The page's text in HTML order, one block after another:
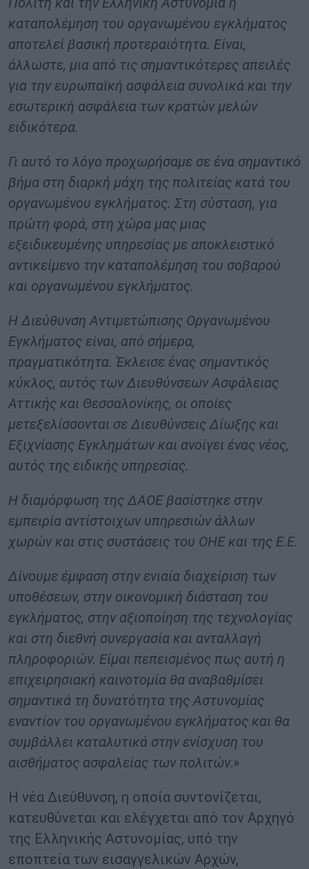
καταπολέμηση του οργανωμένου εγκλήματος
αποτελεί βασική προτεραιότητα. Είναι,
άλλωστε, μια από τις σημαντικότερες απειλές
για την ευρωπαϊκή ασφάλεια συνολικά και την
εσωτερική ασφάλεια των κρατών μελών
ειδικότερα.
Γι αυτό το λόγο προχωρήσαμε σε ένα σημαντικό
βήμα στη διαρκή μάχη της πολιτείας κατά του
οργανωμένου εγκλήματος. Στη σύσταση, για
πρώτη φορά, στη χώρα μας μιας
εξειδικευμένης υπηρεσίας με αποκλειστικό
αντικείμενο την καταπολέμηση του σοβαρού
και οργανωμένου εγκλήματος.
Η Διεύθυνση Αντιμετώπισης Οργανωμένου
Εγκλήματος είναι, από σήμερα,
πραγματικότητα. Έκλεισε ένας σημαντικός
κύκλος, αυτός των Διευθύνσεων Ασφάλειας
Αττικής και Θεσσαλονίκης, οι οποίες
μετεξελίσσονται σε Διευθύνσεις Δίωξης και
Εξιχνίασης Εγκλημάτων και ανοίγει ένας νέος,
αυτός της ειδικής υπηρεσίας.
Η διαμόρφωση της ΔΑΟΕ βασίστηκε στην
εμπειρία αντίστοιχων υπηρεσιών άλλων
χωρών και στις συστάσεις του ΟΗΕ και της Ε.Ε.
Δίνουμε έμφαση στην ενιαία διαχείριση των
υποθέσεων, στην οικονομική διάσταση του
εγκλήματος, στην αξιοποίηση της τεχνολογίας
και στη διεθνή συνεργασία και ανταλλαγή
πληροφοριών. Είμαι πεπεισμένος πως αυτή η
επιχειρησιακή καινοτομία θα αναβαθμίσει
σημαντικά τη δυνατότητα της Αστυνομίας
εναντίον του οργανωμένου εγκλήματος και θα
συμβάλλει καταλυτικά στην ενίσχυση του
αισθήματος ασφαλείας των πολιτών.»
Η νέα Διεύθυνση, η οποία συντονίζεται,
κατευθύνεται και ελέγχεται από τον Αρχηγό
της Ελληνικής Αστυνομίας, υπό την
εποπτεία των εισαγγελικών Αρχών,